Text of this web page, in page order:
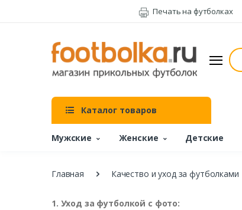
Печать на футболках
Каталог товаров
Мужские Женские Детские
Главная Качество и уход за футболками
1. Уход за футболкой с фото: